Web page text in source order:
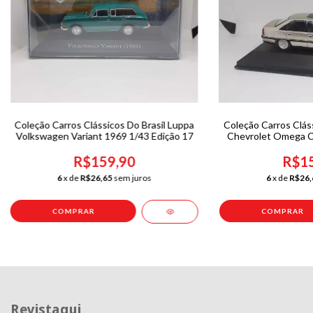
Coleção Carros Clássicos Do Brasil Luppa
Volkswagen Variant 1969 1/43 Edição 17
R$159,90
6x deR$26,65sem juros
Coleção Carros
Chevrolet Omega
6x de
Revistaqui